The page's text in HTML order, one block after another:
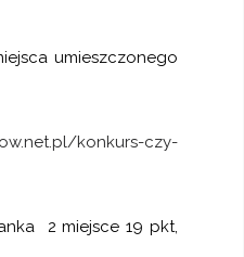
umieszczonego
konkurs-czy-
2 miejsce 19 pkt,